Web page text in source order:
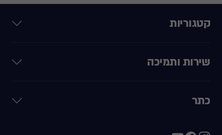
קטגוריות
שירות ותמיכה
כתר